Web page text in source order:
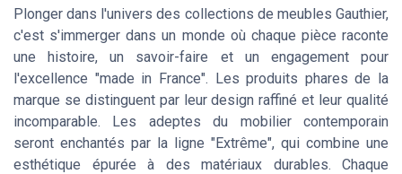
Plonger dans l'univers des collections de meubles Gauthier,
c'est s'immerger dans un monde où chaque pièce raconte
une histoire, un savoir-faire et un engagement pour
l'excellence "made in France". Les produits phares de la
marque se distinguent par leur design raffiné et leur qualité
incomparable. Les adeptes du mobilier contemporain
seront enchantés par la ligne "Extrême", qui combine une
esthétique épurée à des matériaux durables. Chaque